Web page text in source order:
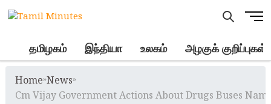
Skip
to
M
u
t
தமிழகம் இந்தியா உலகம் அழகுக் குறிப்புகள்
Home»News»
Cm Vijay Government Actions About Drugs Buses